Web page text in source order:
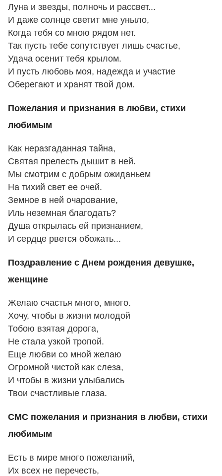
Луна и звезды, полночь и рассвет...
И даже солнце светит мне уныло,
Когда тебя со мною рядом нет.
Так пусть тебе сопутствует лишь счастье,
Удача осенит тебя крылом.
И пусть любовь моя, надежда и участие
Оберегают и хранят твой дом.
Пожелания и признания в любви, стихи
любимым
Как неразгаданная тайна,
Святая прелесть дышит в ней.
Мы смотрим с добрым ожиданьем
На тихий свет ее очей.
Земное в ней очарование,
Иль неземная благодать?
Душа открылась ей признанием,
И сердце рвется обожать...
Поздравление с Днем рождения девушке,
женщине
Желаю счастья много, много.
Хочу, чтобы в жизни молодой
Тобою взятая дорога,
Не стала узкой тропой.
Еще любви со мной желаю
Огромной чистой как слеза,
И чтобы в жизни улыбались
Твои счастливые глаза.
СМС пожелания и признания в любви, стихи
любимым
Есть в мире много пожеланий,
Их всех не перечесть,